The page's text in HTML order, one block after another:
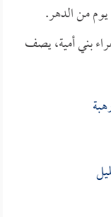
من الدهر.
بني أمية، يصف